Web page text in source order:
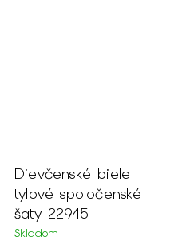
Dievčenské biele
tylové spoločenské
šaty 22945
Skladom